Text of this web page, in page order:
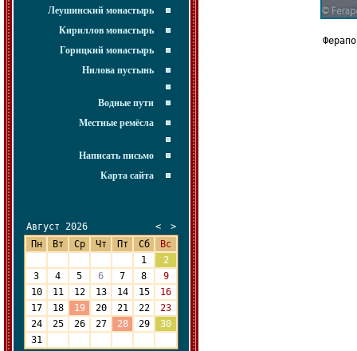
Леушинский монастырь
Кириллов монастырь
Горицкий монастырь
Нилова пустынь
Водные пути
Местные ремёсла
Написать письмо
Карта сайта
Август 2026 <
>
Пн
Вт Ср Чт Пт Сб
Вс
1
2
3
4 5 6 7 8
9
10
11 12 13 14 15
16
17
18 19 20 21 22
23
24
25 26 27 28 29
30
31